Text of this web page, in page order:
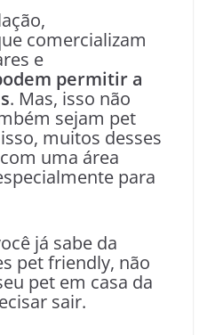
comercializam
e
permitir a
. Mas, isso não
sejam pet
muitos desses
uma área
para
já sabe da
pet friendly, não
pet em casa da
sair.